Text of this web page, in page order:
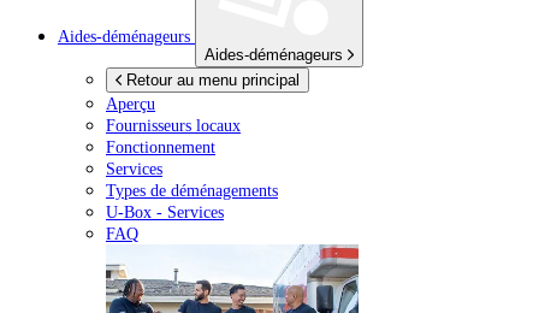
Aides-déménageurs
Aides-déménageurs
Retour au menu principal
Aperçu
Fournisseurs locaux
Fonctionnement
Services
Types de déménagements
U-Box - Services
FAQ